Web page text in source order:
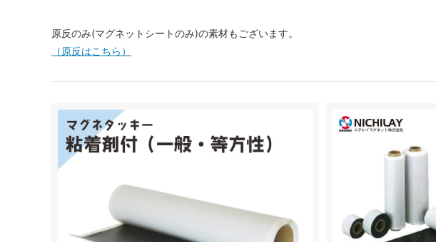
原反のみ(マグネットシートのみ)の素材もございます。
（原反はこちら）